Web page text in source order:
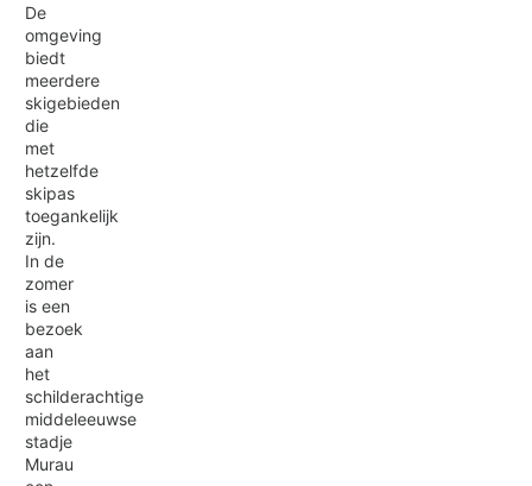
De
omgeving
biedt
meerdere
skigebieden
die
met
hetzelfde
skipas
toegankelijk
zijn.
In de
zomer
is een
bezoek
aan
het
schilderachtige
middeleeuwse
stadje
Murau